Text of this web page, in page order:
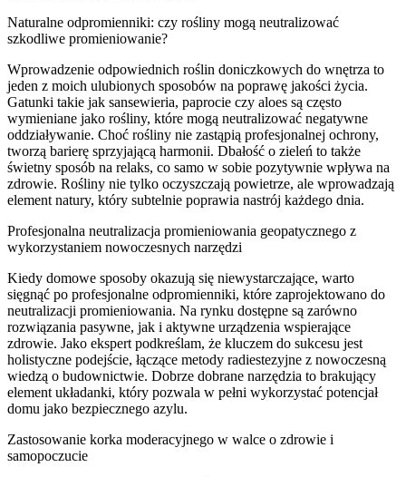
Naturalne odpromienniki: czy rośliny mogą neutralizować
szkodliwe promieniowanie?
Wprowadzenie odpowiednich roślin doniczkowych do wnętrza to
jeden z moich ulubionych sposobów na poprawę jakości życia.
Gatunki takie jak sansewieria, paprocie czy aloes są często
wymieniane jako rośliny, które mogą neutralizować negatywne
oddziaływanie. Choć rośliny nie zastąpią profesjonalnej ochrony,
tworzą barierę sprzyjającą harmonii. Dbałość o zieleń to także
świetny sposób na relaks, co samo w sobie pozytywnie wpływa na
zdrowie. Rośliny nie tylko oczyszczają powietrze, ale wprowadzają
element natury, który subtelnie poprawia nastrój każdego dnia.
Profesjonalna neutralizacja promieniowania geopatycznego z
wykorzystaniem nowoczesnych narzędzi
Kiedy domowe sposoby okazują się niewystarczające, warto
sięgnąć po profesjonalne odpromienniki, które zaprojektowano do
neutralizacji promieniowania. Na rynku dostępne są zarówno
rozwiązania pasywne, jak i aktywne urządzenia wspierające
zdrowie. Jako ekspert podkreślam, że kluczem do sukcesu jest
holistyczne podejście, łączące metody radiestezyjne z nowoczesną
wiedzą o budownictwie. Dobrze dobrane narzędzia to brakujący
element układanki, który pozwala w pełni wykorzystać potencjał
domu jako bezpiecznego azylu.
Zastosowanie korka moderacyjnego w walce o zdrowie i
samopoczucie